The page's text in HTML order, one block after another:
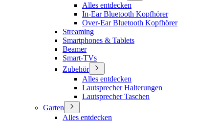
Alles entdecken
In-Ear Bluetooth Kopfhörer
Over-Ear Bluetooth Kopfhörer
Streaming
Smartphones & Tablets
Beamer
Smart-TVs
Zubehör
Alles entdecken
Lautsprecher Halterungen
Lautsprecher Taschen
Garten
Alles entdecken